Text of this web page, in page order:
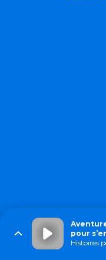
pour
Histoires